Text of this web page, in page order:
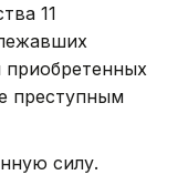
11
преступным
силу.